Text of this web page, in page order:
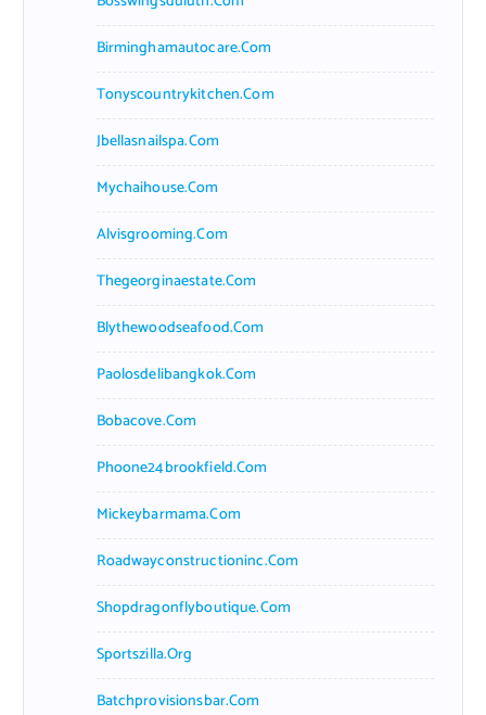
Birminghamautocare.com
Tonyscountrykitchen.com
Jbellasnailspa.com
Mychaihouse.com
Alvisgrooming.com
Thegeorginaestate.com
Blythewoodseafood.com
Paolosdelibangkok.com
Bobacove.com
Phoone24brookfield.com
Mickeybarmama.com
Roadwayconstructioninc.com
Shopdragonflyboutique.com
Sportszilla.org
Batchprovisionsbar.com